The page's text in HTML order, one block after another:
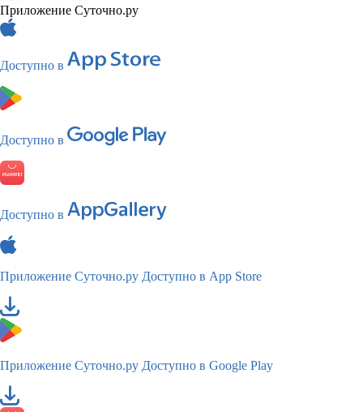
Приложение Суточно.ру
Доступно в
Доступно в
Доступно в
Приложение Суточно.ру Доступно в App Store
Приложение Суточно.ру Доступно в Google Play